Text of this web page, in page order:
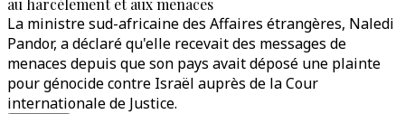
au harcèlement et aux menaces
La ministre sud-africaine des Affaires étrangères, Naledi
Pandor, a déclaré qu'elle recevait des messages de
menaces depuis que son pays avait déposé une plainte
pour génocide contre Israël auprès de la Cour
internationale de Justice.